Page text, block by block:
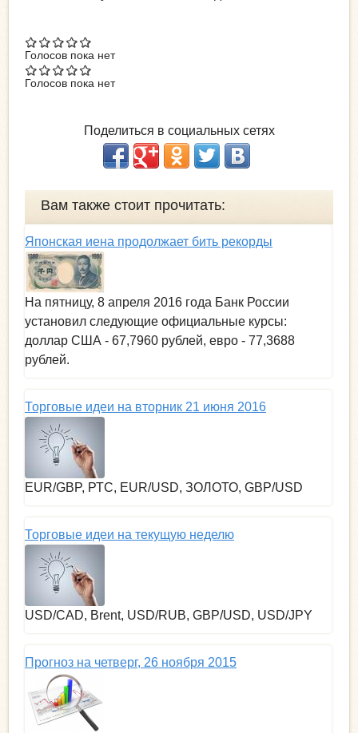
Голосов пока нет
Голосов пока нет
Поделиться в социальных сетях
Вам также стоит прочитать:
Японская иена продолжает бить рекорды
На пятницу, 8 апреля 2016 года Банк России
установил следующие официальные курсы:
доллар США - 67,7960 рублей, евро - 77,3688
рублей.
Торговые идеи на вторник 21 июня 2016
EUR/GBP, РТС, EUR/USD, ЗОЛОТО, GBP/USD
Торговые идеи на текущую неделю
USD/CAD, Brent, USD/RUB, GBP/USD, USD/JPY
Прогноз на четверг, 26 ноября 2015